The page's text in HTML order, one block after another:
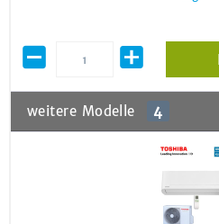
weitere Modelle 4